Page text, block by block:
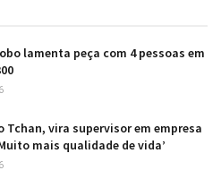
lamenta peça com 4 pessoas em
Tchan, vira supervisor em empresa
mais qualidade de vida’